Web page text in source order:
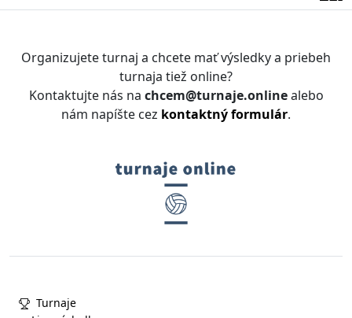
Organizujete turnaj a chcete mať výsledky a priebeh
turnaja tiež online?
Kontaktujte nás na chcem@turnaje.onlinealebo
nám napíšte cez kontaktný formulár.
Turnaje